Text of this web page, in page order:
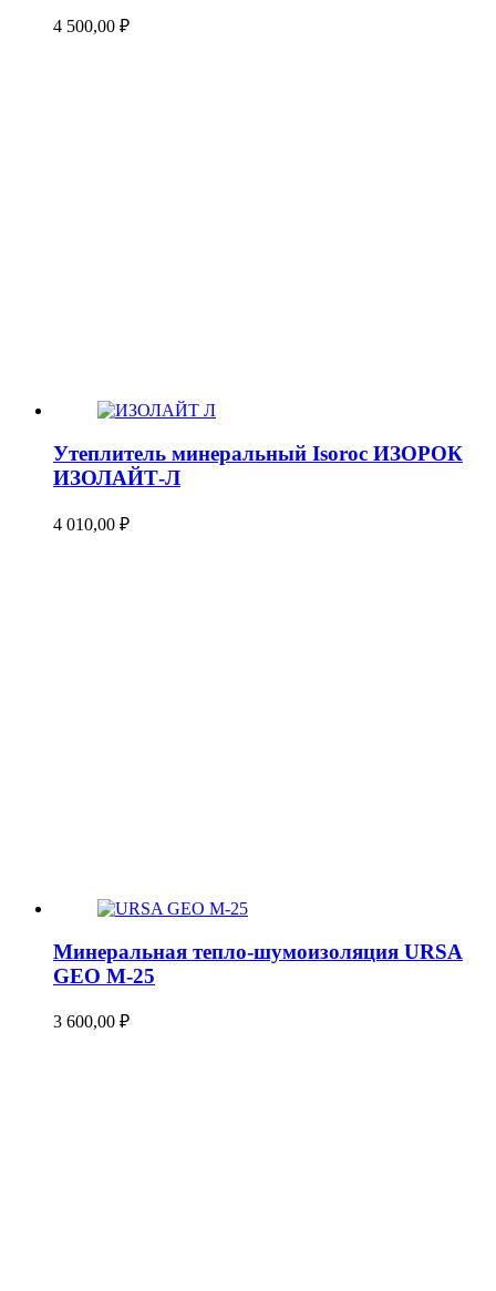
4 500,00 ₽
Утеплитель минеральный Isoroc ИЗОРОК
ИЗОЛАЙТ-Л
4 010,00 ₽
Минеральная тепло-шумоизоляция URSA
GEO М-25
3 600,00 ₽